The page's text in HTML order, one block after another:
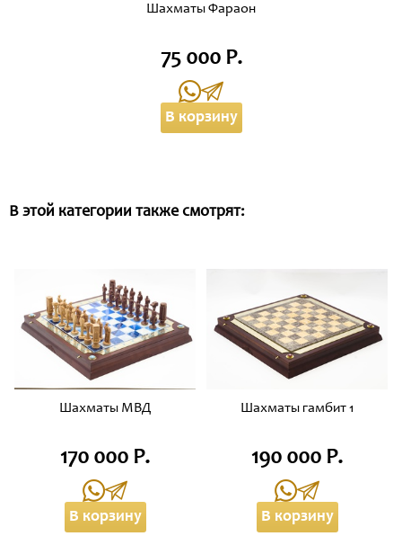
Шахматы Фараон
75 000 Р.
В корзину
В этой категории также смотрят:
Шахматы МВД
170 000 Р.
В корзину
Шахматы гамбит 1
190 000 Р.
В корзину